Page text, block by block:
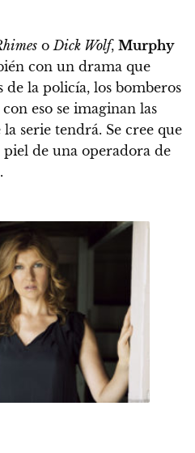
oDick Wolf, Murphy
con un drama que
de la policía, los bomberos
con eso se imaginan las
serie tendrá. Se cree que
piel de una operadora de